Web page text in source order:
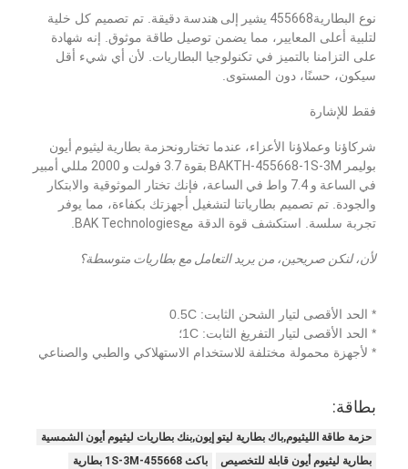
بطارية ليتو إيون قابلة لإعادة الشحن
شاحن بطارية ليثيوم أيون
نوع البطارية455668 يشير إلى هندسة دقيقة
. تم تصميم كل خلية
لتلبية أعلى المعايير، مما يضمن توصيل طاقة موثوق. إنه شهادة
على التزامنا بالتميز في تكنولوجيا البطاريات. لأن أي شيء أقل
سيكون، حسنًا، دون المستوى.
فقط للإشارة
شركاؤنا وعملاؤنا الأعزاء، عندما تختارونحزمة بطارية ليثيوم أيون
بوليمر BAKTH-455668-1S-3M بقوة 3.7 فولت و 2000 مللي أمبير
في الساعة و 7.4 واط في الساعة
، فإنك تختار الموثوقية والابتكار
والجودة. تم تصميم بطارياتنا لتشغيل أجهزتك بكفاءة، مما يوفر
تجربة سلسة. استكشف قوة الدقة معBAK Technologies
.
لأن، لنكن صريحين، من يريد التعامل مع بطاريات متوسطة؟
* الحد الأقصى لتيار الشحن الثابت: 0.5C
* الحد الأقصى لتيار التفريغ الثابت: 1C؛
* لأجهزة محمولة مختلفة للاستخدام الاستهلاكي والطبي والصناعي
بطاقة:
حزمة طاقة الليثيوم,باك بطارية ليتو إيون,بنك بطاريات ليثيوم أيون الشمسية
بطارية ليثيوم أيون قابلة للتخصيص
باكث 455668-1S-3M بطارية